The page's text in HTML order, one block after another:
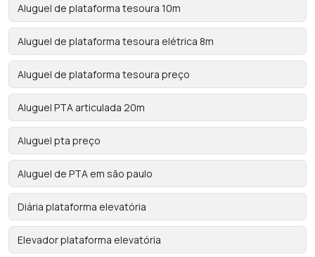
Aluguel de plataforma tesoura 10m
Aluguel de plataforma tesoura elétrica 8m
Aluguel de plataforma tesoura preço
Aluguel PTA articulada 20m
Aluguel pta preço
Aluguel de PTA em são paulo
Diária plataforma elevatória
Elevador plataforma elevatória